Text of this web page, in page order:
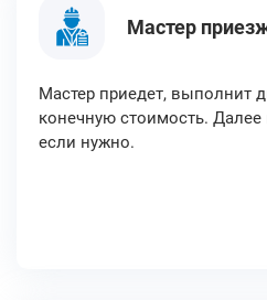
Мастер
Мастер приедет, выполнит
конечную стоимость. Далее
если нужно.